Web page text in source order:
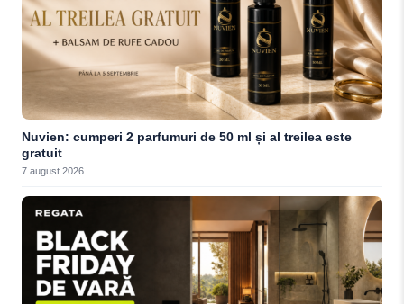
Nuvien: cumperi 2 parfumuri de 50 ml și al treilea este
gratuit
7 august 2026